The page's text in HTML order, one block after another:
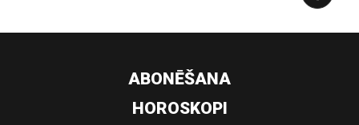
ABONĒŠANA
HOROSKOPI